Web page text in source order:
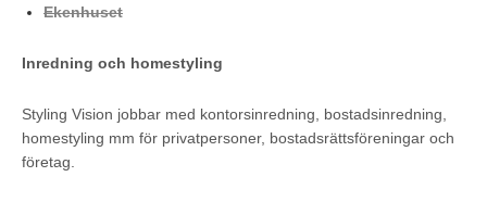
Ekenhuset
Inredning och homestyling
Styling Vision jobbar med kontorsinredning, bostadsinredning,
homestyling mm för privatpersoner, bostadsrättsföreningar och
företag.